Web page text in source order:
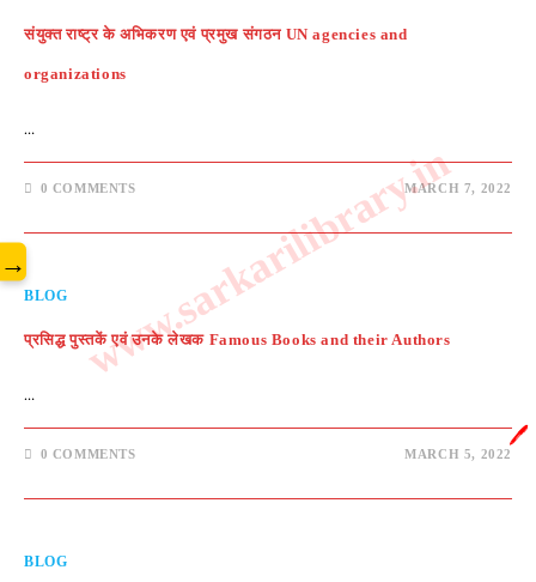
संयुक्त राष्ट्र के अभिकरण एवं प्रमुख संगठन UN agencies and
organizations
…
0 COMMENTS MARCH 7, 2022
BLOG
प्रसिद्ध पुस्तकें एवं उनके लेखक Famous Books and their Authors
…
0 COMMENTS MARCH 5, 2022
BLOG
www.sarkarilibrary.in
→
🖊️